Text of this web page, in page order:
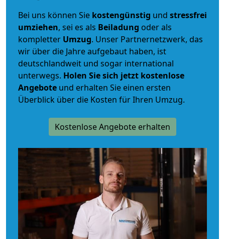
Bei uns können Sie kostengünstig und stressfrei
umziehen, sei es als Beiladung oder als
kompletter Umzug. Unser Partnernetzwerk, das
wir über die Jahre aufgebaut haben, ist
deutschlandweit und sogar international
unterwegs. Holen Sie sich jetzt kostenlose
Angebote und erhalten Sie einen ersten
Überblick über die Kosten für Ihren Umzug.
Kostenlose Angebote erhalten